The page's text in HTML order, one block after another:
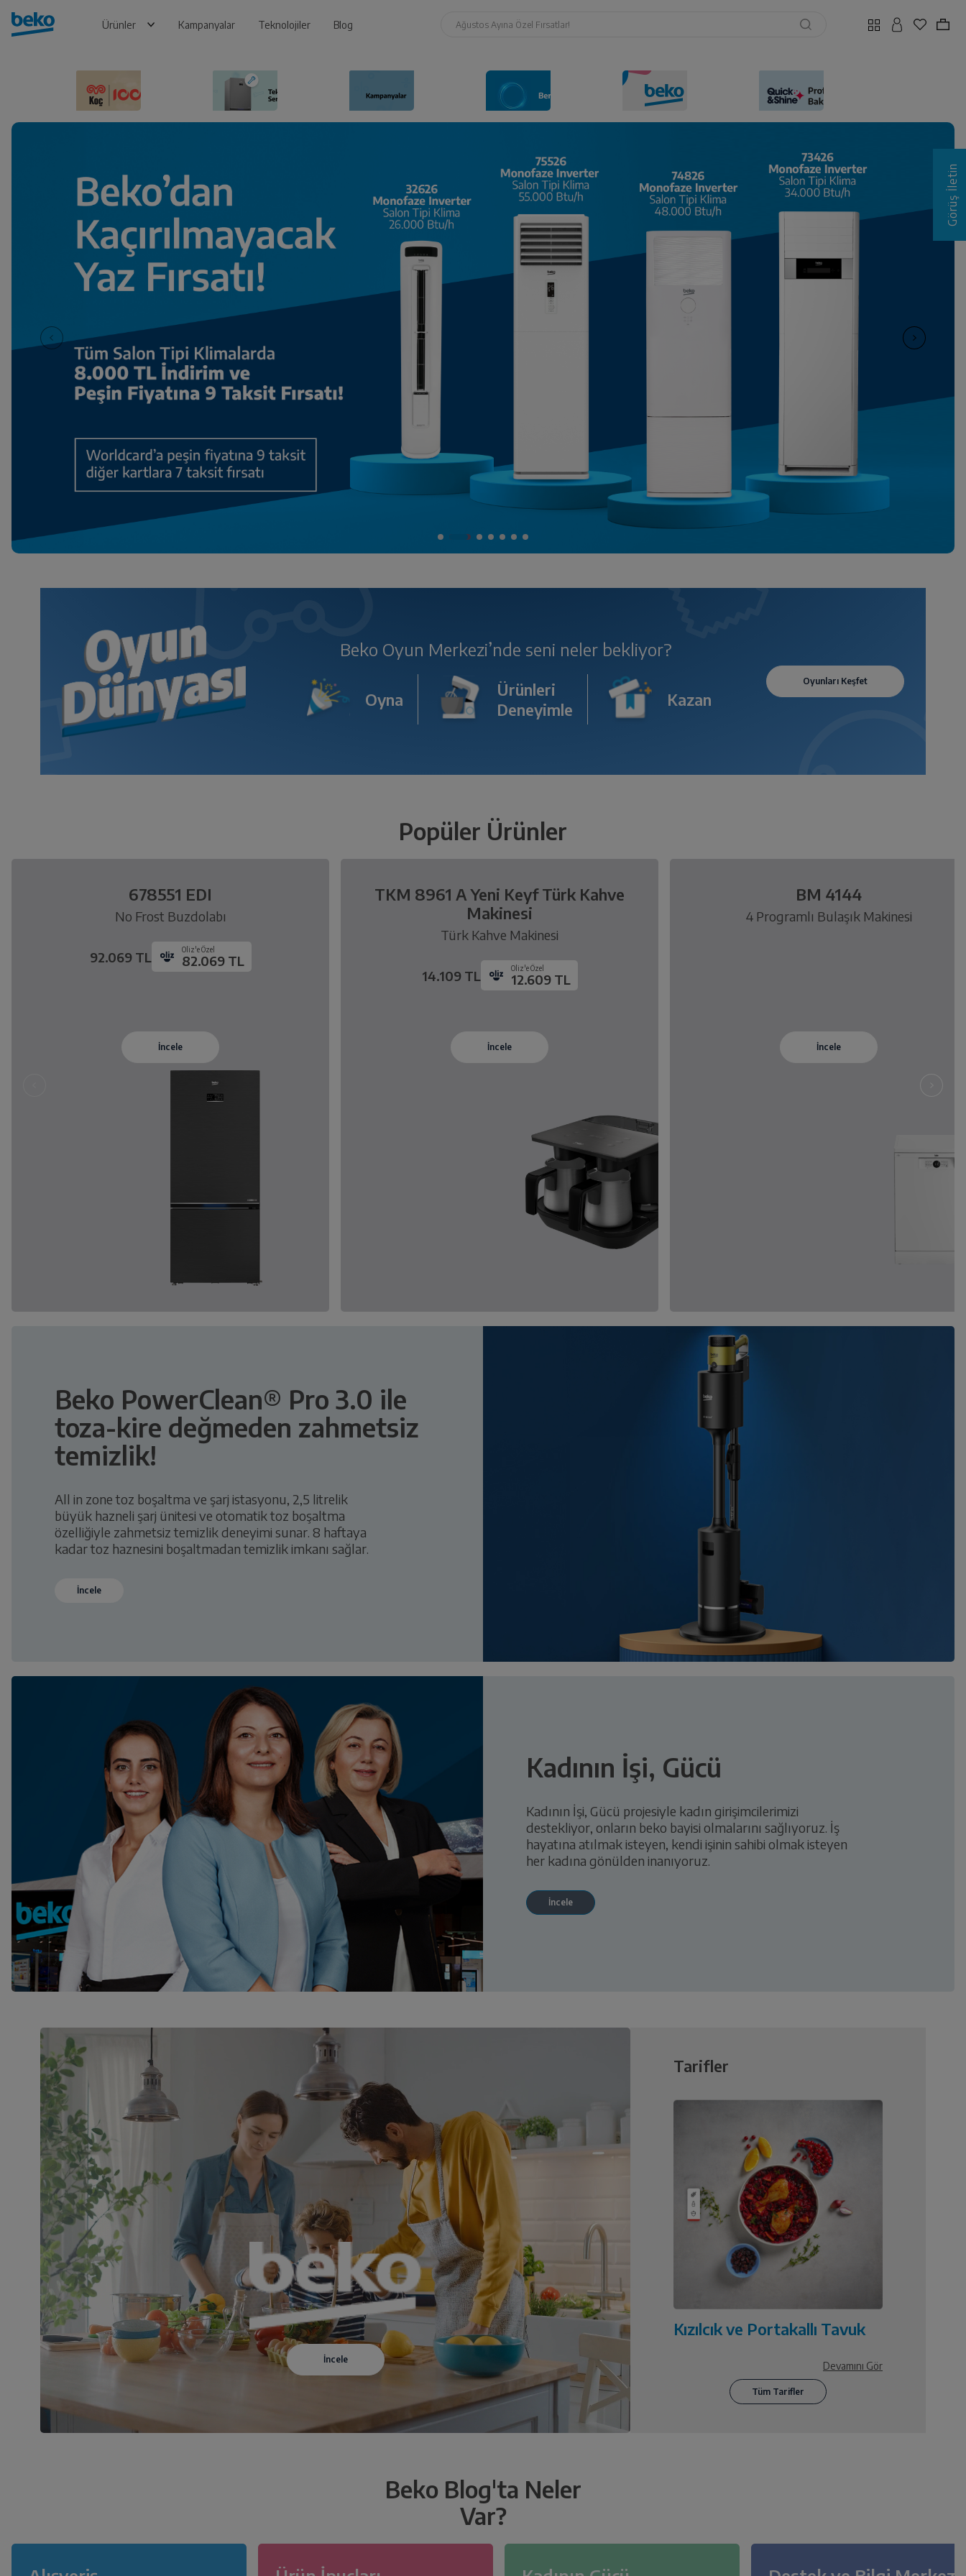
Ürünler Kampanyalar Teknolojiler Blog Ağustos Ayına Özel Fırsatlar!
Beko Oyun Merkezi’nde seni neler bekliyor?
Oyna
Ürünleri
Deneyimle
Kazan
Popüler Ürünler
678551 EDI
No Frost Buzdolabı
92.069 TL Oliz'e Özel
82.069 TL
TKM 8961 A Yeni Keyf Türk Kahve
Makinesi
Türk Kahve Makinesi
14.109 TL Oliz'e Özel
12.609 TL
BM 4144
4 Programlı Bulaşık Makinesi
Beko PowerClean® Pro 3.0 ile
toza-kire değmeden zahmetsiz
temizlik!
All in zone toz boşaltma ve şarj istasyonu, 2,5 litrelik
büyük hazneli şarj ünitesi ve otomatik toz boşaltma
özelliğiyle zahmetsiz temizlik deneyimi sunar. 8 haftaya
kadar toz haznesini boşaltmadan temizlik imkanı sağlar.
Kadının İşi, Gücü
Kadının İşi, Gücü projesiyle kadın girişimcilerimizi
destekliyor, onların beko bayisi olmalarını sağlıyoruz. İş
hayatına atılmak isteyen, kendi işinin sahibi olmak isteyen
her kadına gönülden inanıyoruz.
Tarifler
Kızılcık ve Portakallı Tavuk
Devamını Gör
Beko Blog'ta Neler
Var?
Görüş İletin